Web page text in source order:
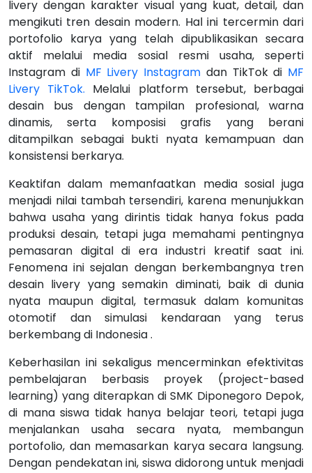
livery dengan karakter visual yang kuat, detail, dan
mengikuti tren desain modern. Hal ini tercermin dari
portofolio karya yang telah dipublikasikan secara
aktif melalui media sosial resmi usaha, seperti
Instagram di MF Livery Instagram dan TikTok di MF
Livery TikTok. Melalui platform tersebut, berbagai
desain bus dengan tampilan profesional, warna
dinamis, serta komposisi grafis yang berani
ditampilkan sebagai bukti nyata kemampuan dan
konsistensi berkarya.
Keaktifan dalam memanfaatkan media sosial juga
menjadi nilai tambah tersendiri, karena menunjukkan
bahwa usaha yang dirintis tidak hanya fokus pada
produksi desain, tetapi juga memahami pentingnya
pemasaran digital di era industri kreatif saat ini.
Fenomena ini sejalan dengan berkembangnya tren
desain livery yang semakin diminati, baik di dunia
nyata maupun digital, termasuk dalam komunitas
otomotif dan simulasi kendaraan yang terus
berkembang di Indonesia .
Keberhasilan ini sekaligus mencerminkan efektivitas
pembelajaran berbasis proyek (project-based
learning) yang diterapkan di SMK Diponegoro Depok,
di mana siswa tidak hanya belajar teori, tetapi juga
menjalankan usaha secara nyata, membangun
portofolio, dan memasarkan karya secara langsung.
Dengan pendekatan ini, siswa didorong untuk menjadi